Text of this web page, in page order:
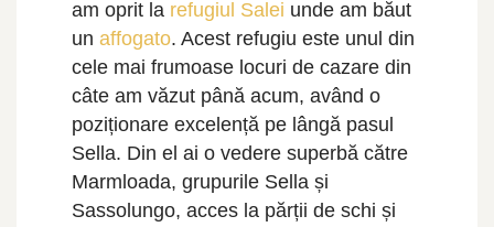
am oprit la refugiul Salei unde am băut
un affogato. Acest refugiu este unul din
cele mai frumoase locuri de cazare din
câte am văzut până acum, având o
poziționare excelență pe lângă pasul
Sella. Din el ai o vedere superbă către
Marmloada, grupurile Sella și
Sassolungo, acces la părții de schi și